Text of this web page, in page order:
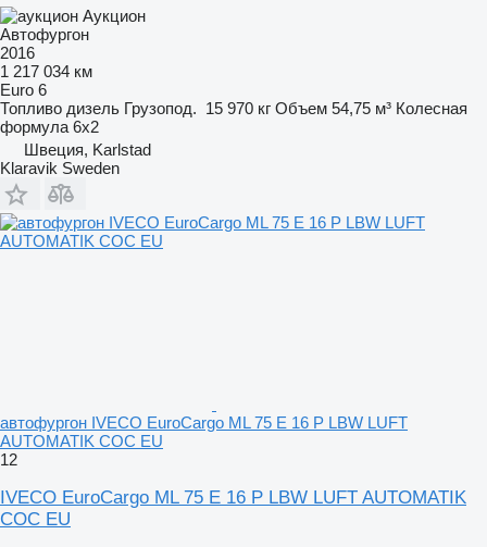
Аукцион
Автофургон
2016
1 217 034 км
Euro 6
Топливо дизель Грузопод. 15 970 кг Объем 54,75 м³ Колесная
формула 6x2
Швеция, Karlstad
Klaravik Sweden
автофургон IVECO EuroCargo ML 75 E 16 P LBW LUFT
AUTOMATIK COC EU
12
IVECO EuroCargo ML 75 E 16 P LBW LUFT AUTOMATIK
COC EU